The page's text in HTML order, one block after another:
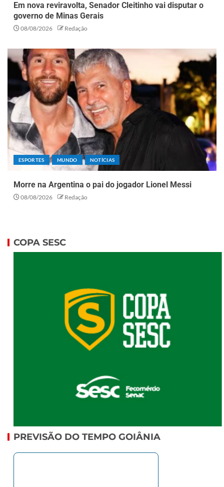
Em nova reviravolta, Senador Cleitinho vai disputar o
governo de Minas Gerais
08/08/2026 Redação
ESPORTES MUNDO NOTÍCIAS
Morre na Argentina o pai do jogador Lionel Messi
08/08/2026 Redação
COPA SESC
PREVISÃO DO TEMPO GOIÂNIA